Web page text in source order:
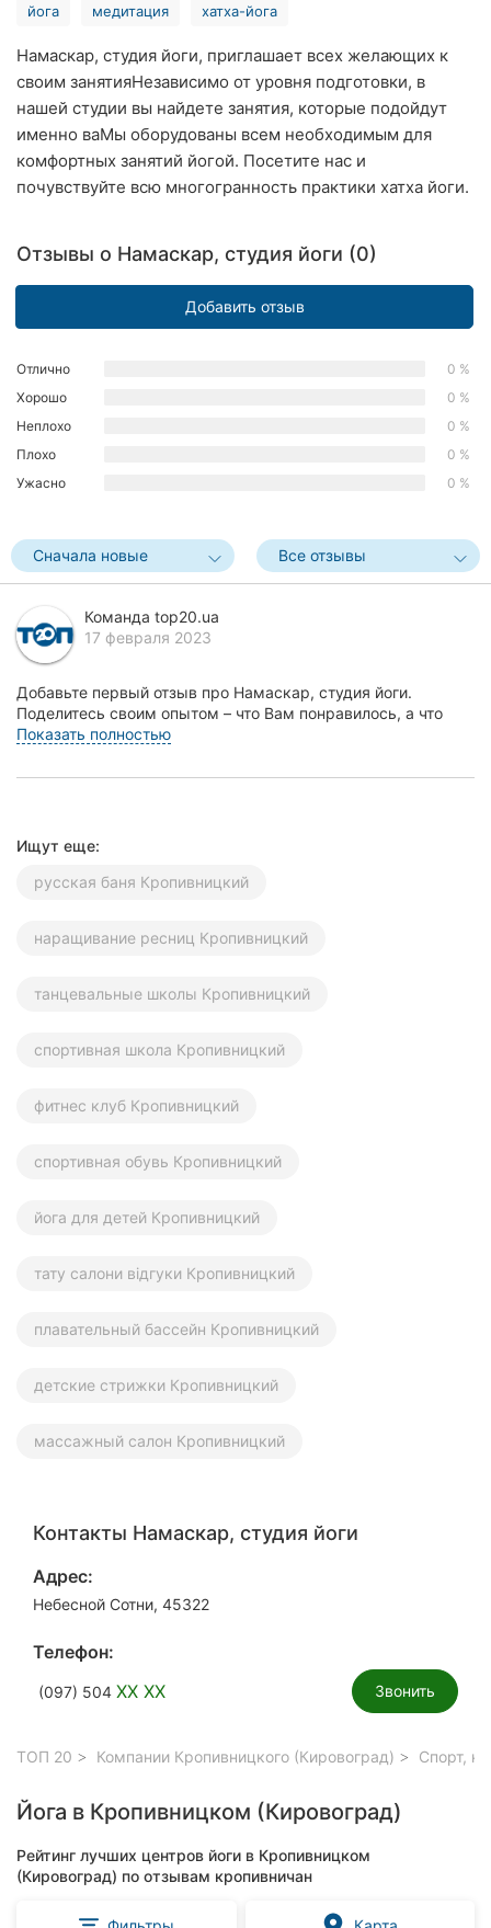
Одесса
Киев
Харьков
Кривой
Николаев
Херсон
Чернигов
Черкассы
Черновцы
Сумы
Франковск
Ужгород
йога медитация хатха-йога
Намаскар, студия йоги, приглашает всех желающих к
своим занятияНезависимо от уровня подготовки, в
нашей студии вы найдете занятия, которые подойдут
именно ваМы оборудованы всем необходимым для
комфортных занятий йогой. Посетите нас и
почувствуйте всю многогранность практики хатха йоги.
Отзывы о Намаскар, студия йоги (0)
Добавить отзыв
Отлично
0 %
Хорошо
0 %
Неплохо
0 %
Плохо
0 %
Ужасно
0 %
Сначала новые Все отзывы
Команда top20.ua
17 февраля 2023
Добавьте первый отзыв про Намаскар, студия йоги.
Поделитесь своим опытом – что Вам понравилось, а что
нет! Это поможет другим жителям Кропивницкого (...
Показать полностью
Ищут еще:
русская баня Кропивницкий
наращивание ресниц Кропивницкий
танцевальные школы Кропивницкий
спортивная школа Кропивницкий
фитнес клуб Кропивницкий
спортивная обувь Кропивницкий
йога для детей Кропивницкий
тату салони відгуки Кропивницкий
плавательный бассейн Кропивницкий
детские стрижки Кропивницкий
массажный салон Кропивницкий
Контакты Намаскар, студия йоги
Адрес:
Небесной Сотни, 45322
Телефон:
(097) 504 XX XX Звонить
ТОП 20 Компании Кропивницкого (Кировоград) Спорт,
Йога в Кропивницком (Кировоград)
Рейтинг лучших центров йоги в Кропивницком
(Кировоград) по отзывам кропивничан